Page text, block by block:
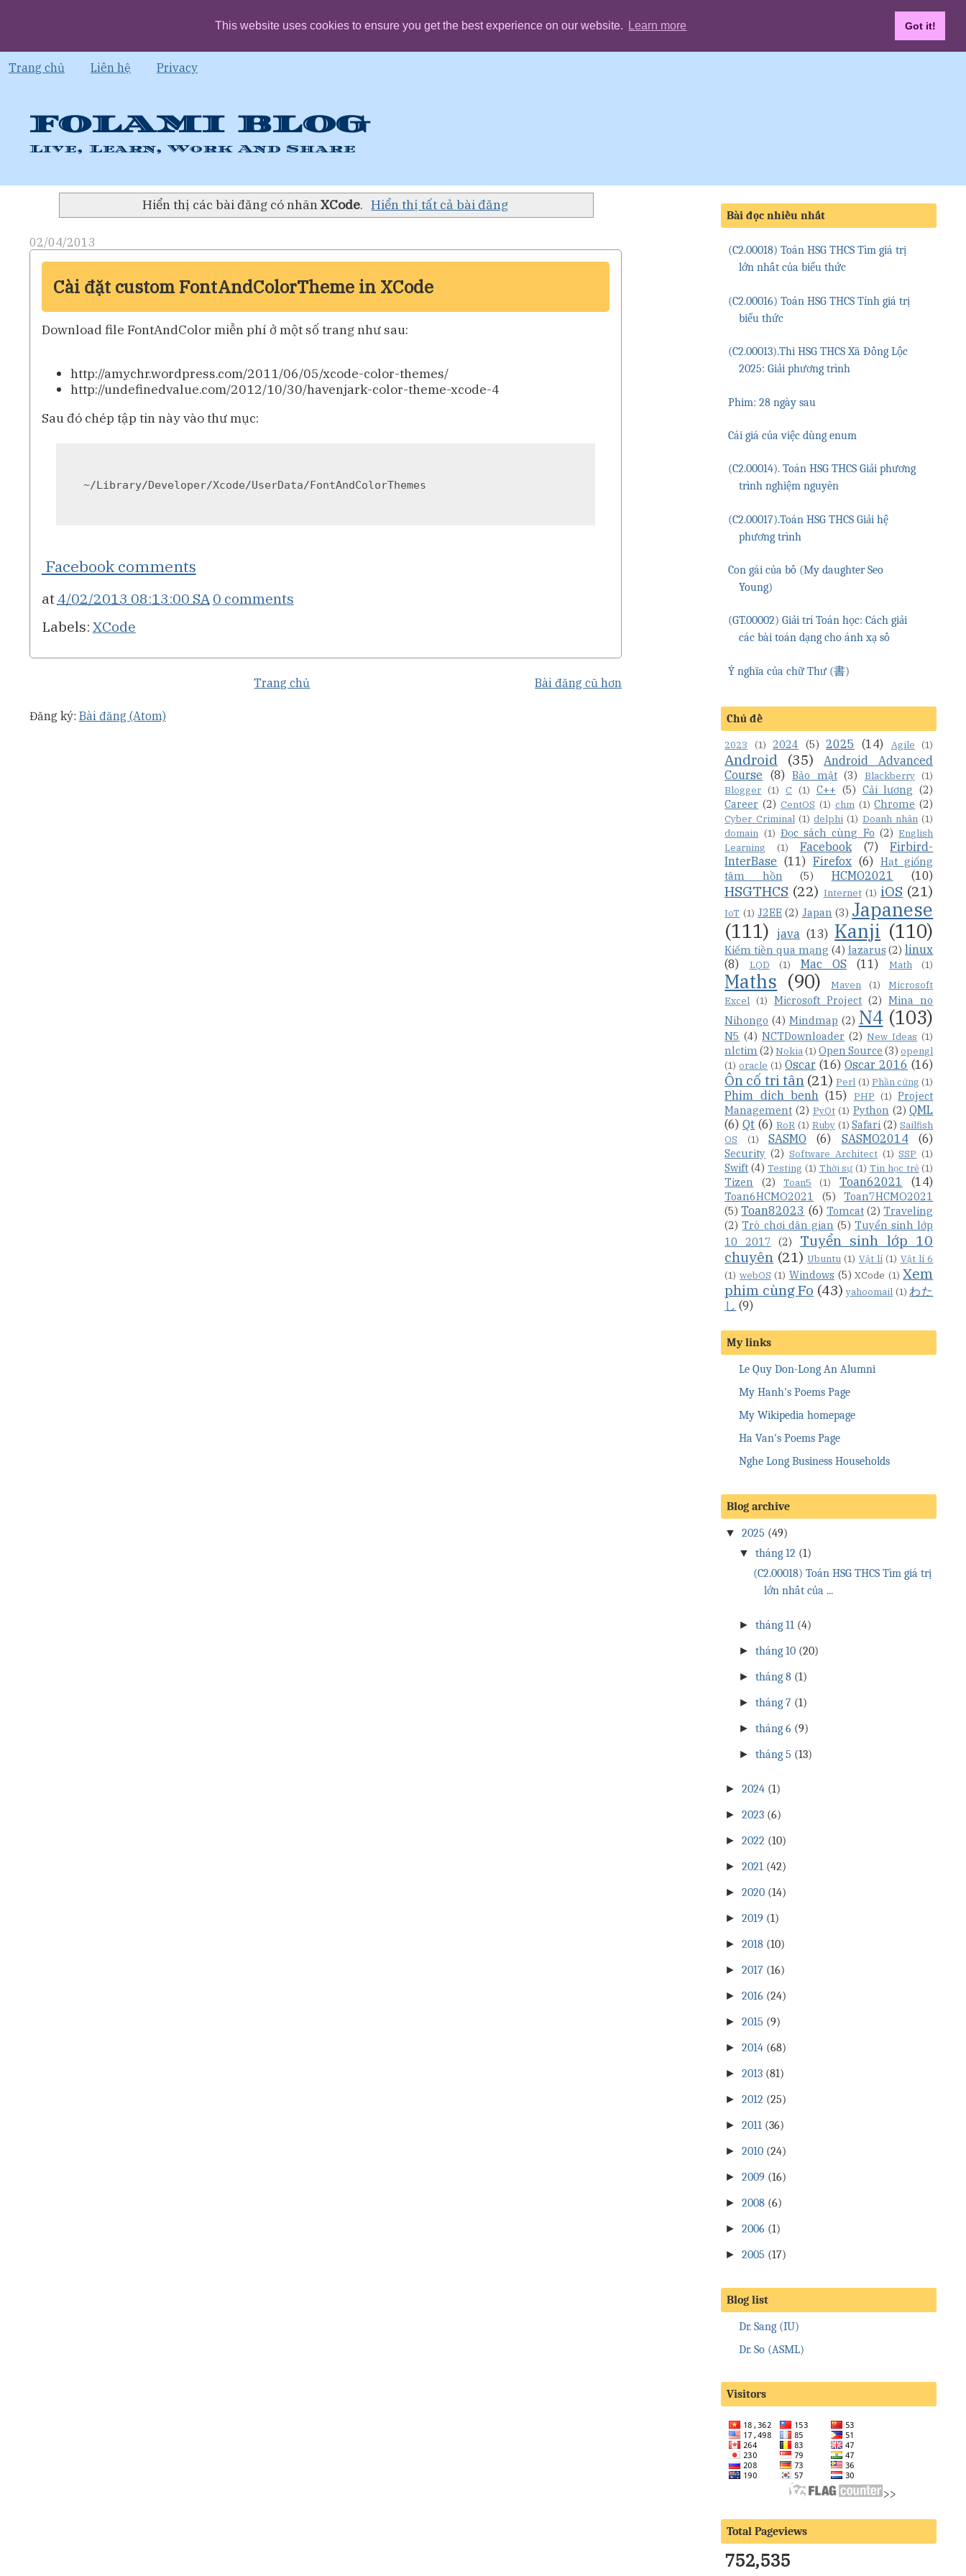
This website uses cookies to ensure you get the best experience on our website. Learn more Got it!
Trang chủ Liên hệ Privacy
FOLAMI BLOG
Live, Learn, Work And Share
Hiển thị các bài đăng có nhãnXCode. Hiển thị tất cả bài đăng
02/04/2013
Cài đặt custom FontAndColorTheme in XCode
Download file FontAndColor miễn phí ở một số trang như sau:
http://amychr.wordpress.com/2011/06/05/xcode-color-themes/
http://undefinedvalue.com/2012/10/30/havenjark-color-theme-xcode-4
Sau đó chép tập tin này vào thư mục:
~/Library/Developer/Xcode/UserData/FontAndColorThemes
Facebook comments
at 4/02/2013 08:13:00 SA 0 comments
Labels: XCode
Bài đăng cũ hơn
Trang chủ
Đăng ký: Bài đăng (Atom)
Bài đọc nhiều nhất
(C2.00018) Toán HSG THCS Tìm giá trị
lớn nhất của biểu thức
(C2.00016) Toán HSG THCS Tính giá trị
biểu thức
(C2.00013).Thi HSG THCS Xã Đồng Lộc
2025: Giải phương trình
Phim: 28 ngày sau
Cái giá của việc dùng enum
(C2.00014). Toán HSG THCS Giải phương
trình nghiệm nguyên
(C2.00017).Toán HSG THCS Giải hệ
phương trình
Con gái của bố (My daughter Seo
Young)
(GT.00002) Giải trí Toán học: Cách giải
các bài toán dạng cho ánh xạ số
Ý nghĩa của chữ Thư (書)
Chủ đề
2023 (1) 2024 (5) 2025 (14) Agile (1)
Android (35)
Android Advanced
Course (8) Bảo mật (3) Blackberry (1)
Blogger (1) C (1) C++ (5) Cải lương (2)
Career (2) CentOS (1) chm (1) Chrome (2)
Cyber Criminal (1) delphi (1) Doanh nhân (1)
domain (1) Đọc sách cùng Fo (2) English
Learning
(1) Facebook (7)
Firbird-
InterBase (11) Firefox (6) Hạt giống
tâm hồn
(5) HCMO2021 (10)
HSGTHCS (22) Internet (1) iOS (21)
IoT (1) J2EE (2) Japan (3) Japanese
(111)
java (13) Kanji (110)
Kiếm tiền qua mạng (4) lazarus (2) linux
(8)
LQD (1) Mac OS (11) Math (1)
Maths (90) Maven (1)
Microsoft
Excel (1) Microsoft Project (2) Mina no
Nihongo (4) Mindmap (2) N4 (103)
N5 (4) NCTDownloader (2) New Ideas (1)
nlctim (2) Nokia(1) Open Source (3) opengl
(1) oracle (1) Oscar (16) Oscar 2016 (16)
Ôn cố tri tân (21) Perl (1) Phần cứng (1)
Phim dich benh (15) PHP (1) Project
Management (2) PyQt (1) Python (2) QML
(6) Qt (6) RoR (1) Ruby (1) Safari (2) Sailfish
OS
(1) SASMO (6) SASMO2014 (6)
Security (2) Software Architect (1) SSP (1)
Swift (4) Testing (1) Thời sự (1) Tin học trẻ (1)
Tizen (2) Toan5 (1) Toan62021 (14)
Toan6HCMO2021 (5)
Toan7HCMO2021
(5) Toan82023 (6) Tomcat (2) Traveling
(2) Trò chơi dân gian (5) Tuyển sinh lớp
10 2017 (2)
Tuyển sinh lớp 10
chuyên (21) Ubuntu (1) Vật lí (1) Vật lí 6
(1) webOS (1) Windows (5) XCode (1) Xem
phim cùng Fo (43) yahoomail (1) わた
し (9)
My links
Le Quy Don-Long An Alumni
My Hanh's Poems Page
My Wikipedia homepage
Ha Van's Poems Page
Nghe Long Business Households
Blog archive
▼ 2025 (49)
▼ tháng 12 (1)
(C2.00018) Toán HSG THCS Tìm giá trị
lớn nhất của ...
►tháng 11 (4)
►tháng 10 (20)
►tháng 8 (1)
►tháng 7 (1)
►tháng 6 (9)
►tháng 5 (13)
►2024 (1)
►2023 (6)
►2022 (10)
►2021 (42)
►2020 (14)
►2019 (1)
►2018 (10)
►2017 (16)
►2016 (24)
►2015 (9)
►2014 (68)
►2013 (81)
►2012 (25)
►2011 (36)
►2010 (24)
►2009 (16)
►2008 (6)
►2006 (1)
►2005 (17)
Blog list
Dr. Sang (IU)
Dr. So (ASML)
Visitors
>>
Total Pageviews
752,535